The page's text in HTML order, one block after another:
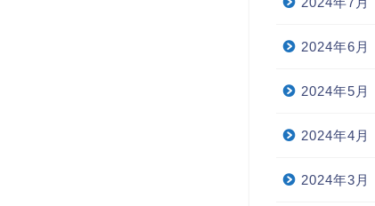
2024年6月
2024年5月
2024年4月
2024年3月